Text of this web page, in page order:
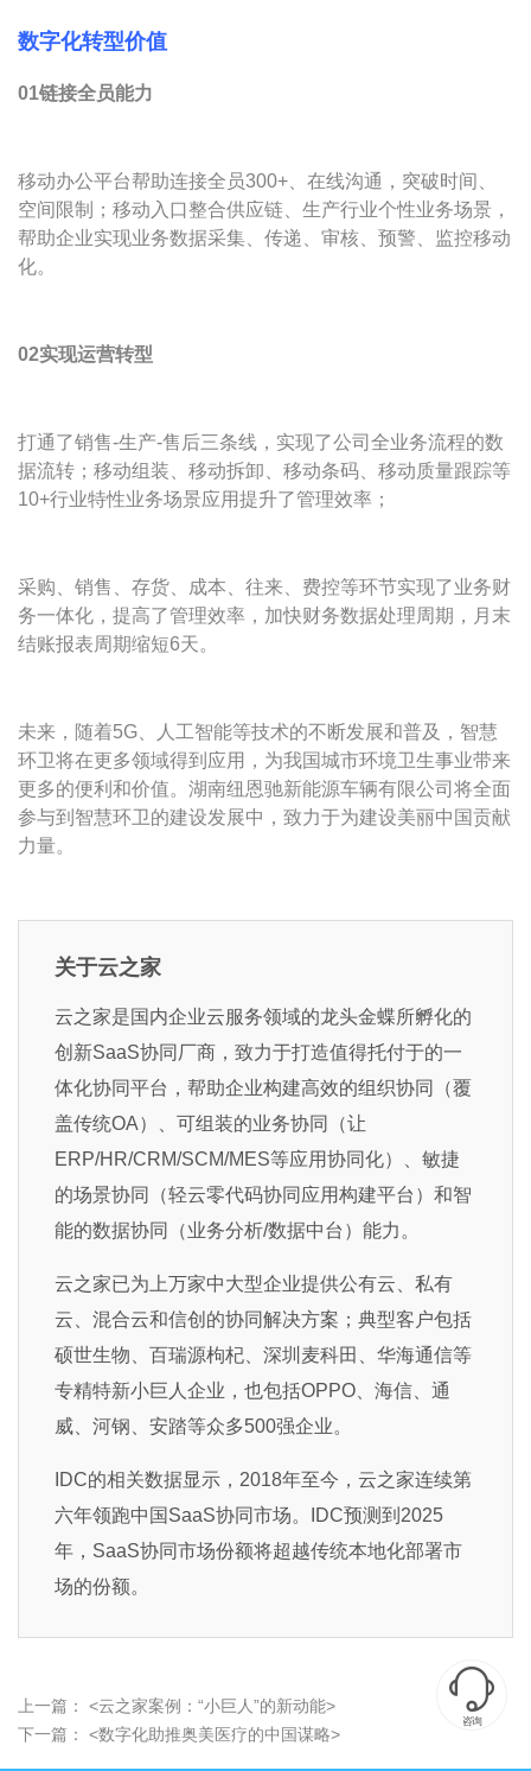
数字化转型价值
01链接全员能力
移动办公平台帮助连接全员300+、在线沟通，突破时间、
空间限制；移动入口整合供应链、生产行业个性业务场景，
帮助企业实现业务数据采集、传递、审核、预警、监控移动
化。
02实现运营转型
打通了销售-生产-售后三条线，实现了公司全业务流程的数
据流转；移动组装、移动拆卸、移动条码、移动质量跟踪等
10+行业特性业务场景应用提升了管理效率；
采购、销售、存货、成本、往来、费控等环节实现了业务财
务一体化，提高了管理效率，加快财务数据处理周期，月末
结账报表周期缩短6天。
未来，随着5G、人工智能等技术的不断发展和普及，智慧
环卫将在更多领域得到应用，为我国城市环境卫生事业带来
更多的便利和价值。湖南纽恩驰新能源车辆有限公司将全面
参与到智慧环卫的建设发展中，致力于为建设美丽中国贡献
力量。
关于云之家
云之家是国内企业云服务领域的龙头金蝶所孵化的
创新SaaS协同厂商，致力于打造值得托付于的一
体化协同平台，帮助企业构建高效的组织协同（覆
盖传统OA）、可组装的业务协同（让
ERP/HR/CRM/SCM/MES等应用协同化）、敏捷
的场景协同（轻云零代码协同应用构建平台）和智
能的数据协同（业务分析/数据中台）能力。
云之家已为上万家中大型企业提供公有云、私有
云、混合云和信创的协同解决方案；典型客户包括
硕世生物、百瑞源枸杞、深圳麦科田、华海通信等
专精特新小巨人企业，也包括OPPO、海信、通
威、河钢、安踏等众多500强企业。
IDC的相关数据显示，2018年至今，云之家连续第
六年领跑中国SaaS协同市场。IDC预测到2025
年，SaaS协同市场份额将超越传统本地化部署市
场的份额。
上一篇：
<云之家案例：“小巨人”的新动能>
下一篇：
<数字化助推奥美医疗的中国谋略>

咨询